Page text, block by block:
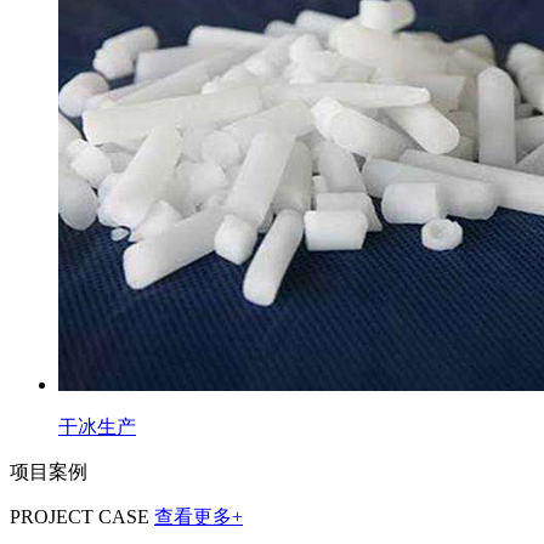
干冰生产
项目案例
PROJECT CASE 查看更多+